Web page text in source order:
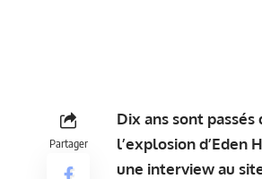
Partager
Dix ans sont passés
l’explosion d’Eden
une interview au